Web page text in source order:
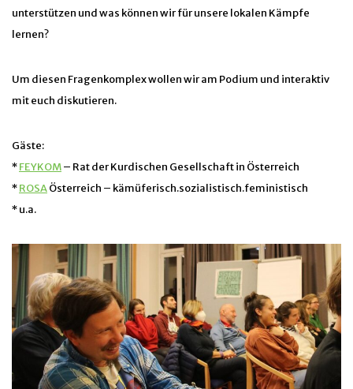
unterstützen und was können wir für unsere lokalen Kämpfe
lernen?
Um diesen Fragenkomplex wollen wir am Podium und interaktiv
mit euch diskutieren.
Gäste:
*FEYKOM– Rat der Kurdischen Gesellschaft in Österreich
*ROSAÖsterreich – kämüferisch.sozialistisch.feministisch
* u.a.